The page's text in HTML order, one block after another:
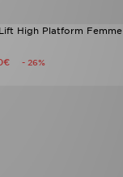
High Platform Femme
- 26%